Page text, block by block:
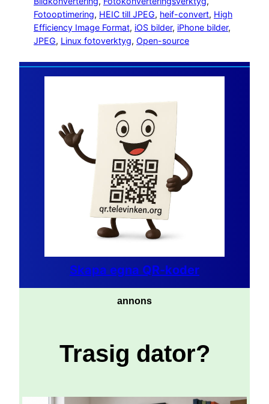
Fotooptimering, HEIC till JPEG, heif-convert, High
Efficiency Image Format, iOS bilder, iPhone bilder
JPEG, Linux fotoverktyg, Open-source
Skapa egna QR-koder
annons
Trasig dator?